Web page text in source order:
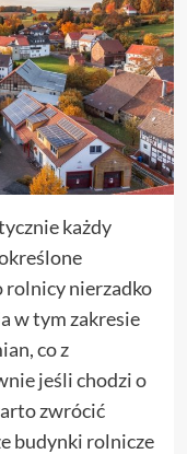
każdy
rolnicy nierzadko
w tym zakresie
co z
jeśli chodzi o
zwrócić
budynki rolnicze